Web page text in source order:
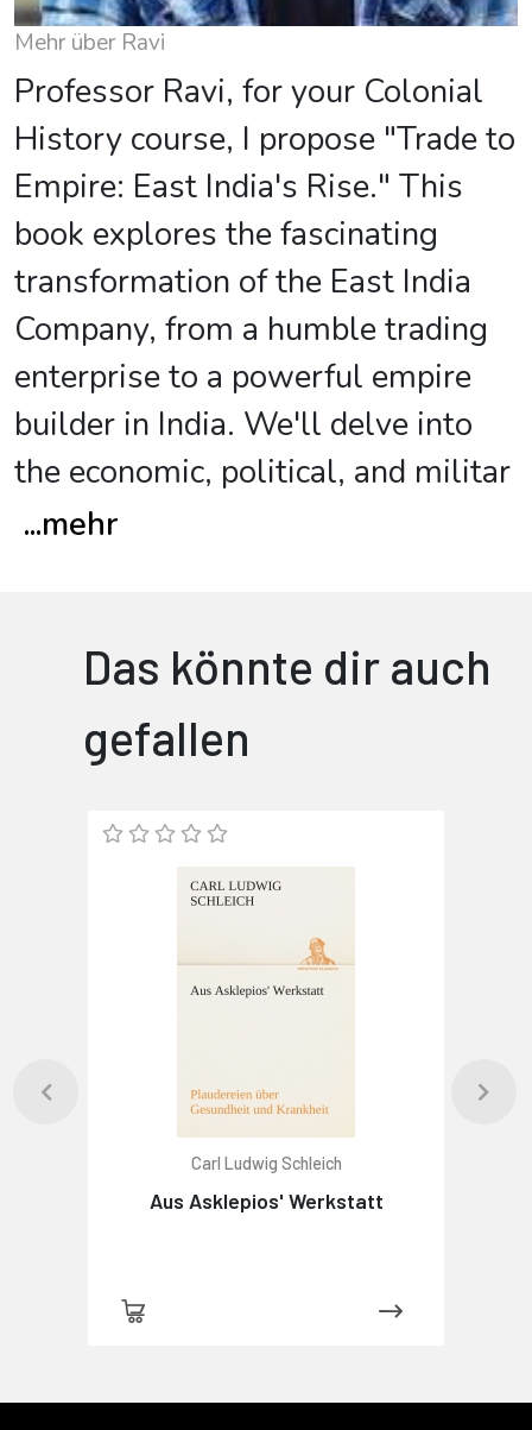
Mehr über Ravi
Professor Ravi, for your Colonial
History course, I propose "Trade to
Empire: East India's Rise." This
book explores the fascinating
transformation of the East India
Company, from a humble trading
enterprise to a powerful empire
builder in India. We'll delve into
the economic, political, and militar
...mehr
Das könnte dir auch
gefallen
Carl Ludwig Schleich
Aus Asklepios' Werkstatt